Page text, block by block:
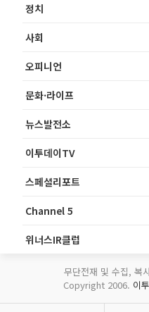
정치
사회
오피니언
문화·라이프
뉴스발전소
이투데이TV
스페셜리포트
Channel 5
위너스IR클럽
무단전재 및 수집, 복
Copyright 2006. 이